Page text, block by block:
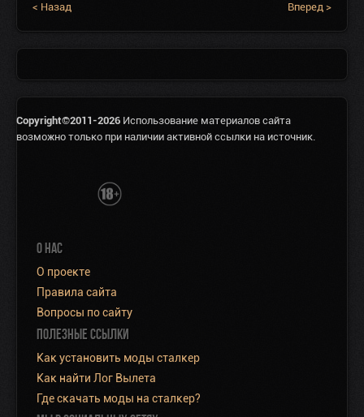
< Назад Вперед >
Copyright©2011-2026 Использование материалов сайта
возможно только при наличии активной ссылки на источник.
О НАС
О проекте
Правила сайта
Вопросы по сайту
ПОЛЕЗНЫЕ ССЫЛКИ
Как установить моды сталкер
Как найти Лог Вылета
Где скачать моды на сталкер?